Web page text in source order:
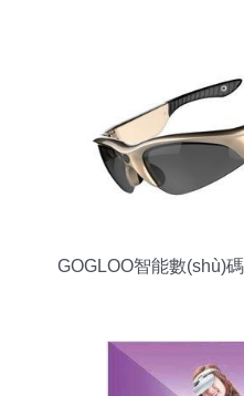
GOGLOO智能數(shù)